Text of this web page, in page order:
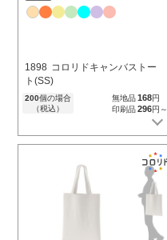
1898 コロリドキャンバストー
ト(SS)
200個の場合
（税込）
無地品168円
印刷品296円～